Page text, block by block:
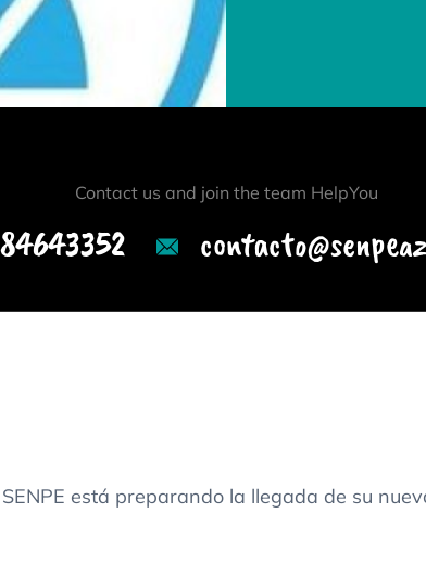
Contact us and join the team HelpYou
está preparando la llegada de su